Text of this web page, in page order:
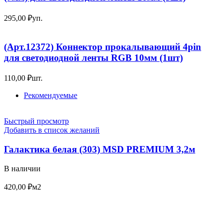
295,00 ₽уп.
(Арт.12372) Коннектор прокалывающий 4pin
для светодиодной ленты RGB 10мм (1шт)
110,00 ₽шт.
Рекомендуемые
Быстрый просмотр
Добавить в список желаний
Галактика белая (303) MSD PREMIUM 3,2м
В наличии
420,00 ₽м2